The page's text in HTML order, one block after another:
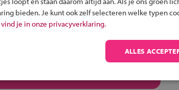
informatie om je kind aan te melden bij
bieden. Je kunt ook zelf selecteren welke typen
je in onze privacyverklaring.
ALLES